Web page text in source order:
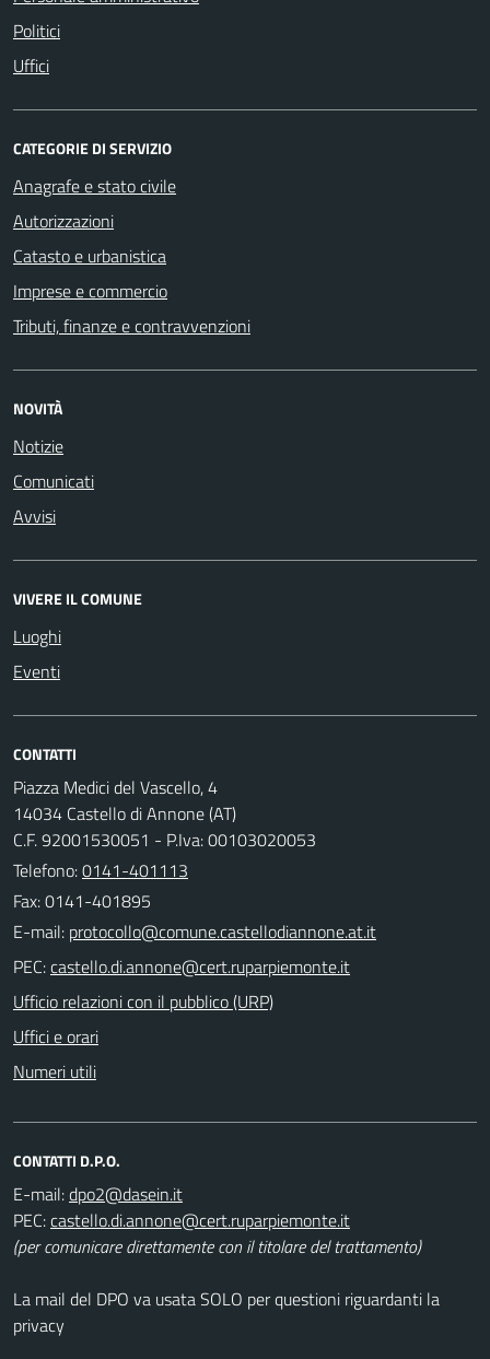
Politici
Uffici
CATEGORIE DI SERVIZIO
Anagrafe e stato civile
Autorizzazioni
Catasto e urbanistica
Imprese e commercio
Tributi, finanze e contravvenzioni
NOVITÀ
Notizie
Comunicati
Avvisi
VIVERE IL COMUNE
Luoghi
Eventi
CONTATTI
Piazza Medici del Vascello, 4
14034 Castello di Annone (AT)
C.F. 92001530051 - P.Iva: 00103020053
Telefono:0141-401113
Fax: 0141-401895
E-mail:
PEC:
Ufficio relazioni con il pubblico (URP)
Uffici e orari
Numeri utili
CONTATTI D.P.O.
E-mail:
PEC:
(per comunicare direttamente con il titolare del trattamento)
La mail del DPO va usata SOLO per questioni riguardanti la
privacy